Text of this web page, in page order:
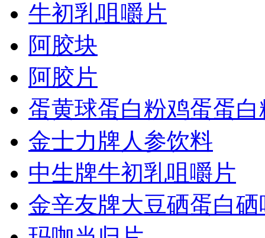
牛初乳咀嚼片
阿胶块
阿胶片
蛋黄球蛋白粉鸡蛋蛋白
金士力牌人参饮料
中生牌牛初乳咀嚼片
金辛友牌大豆硒蛋白